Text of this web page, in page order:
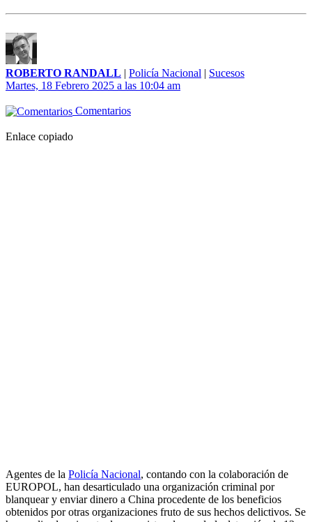
ROBERTO RANDALL | Policía Nacional | Sucesos
Martes, 18 Febrero 2025 a las 10:04 am
Comentarios
Enlace copiado
Agentes de la Policía Nacional, contando con la colaboración de
EUROPOL, han desarticulado una organización criminal por
blanquear y enviar dinero a China procedente de los beneficios
obtenidos por otras organizaciones fruto de sus hechos delictivos. Se